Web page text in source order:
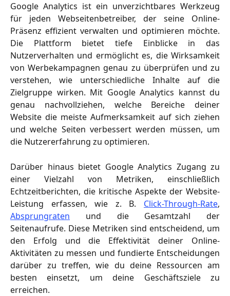
Google Analytics ist ein unverzichtbares Werkzeug
für jeden Webseitenbetreiber, der seine Online-
Präsenz effizient verwalten und optimieren möchte.
Die Plattform bietet tiefe Einblicke in das
Nutzerverhalten und ermöglicht es, die Wirksamkeit
von Werbekampagnen genau zu überprüfen und zu
verstehen, wie unterschiedliche Inhalte auf die
Zielgruppe wirken. Mit Google Analytics kannst du
genau nachvollziehen, welche Bereiche deiner
Website die meiste Aufmerksamkeit auf sich ziehen
und welche Seiten verbessert werden müssen, um
die Nutzererfahrung zu optimieren.
Darüber hinaus bietet Google Analytics Zugang zu
einer Vielzahl von Metriken, einschließlich
Echtzeitberichten, die kritische Aspekte der Website-
Leistung erfassen, wie z. B. Click-Through-Rate,
Absprungraten und die Gesamtzahl der
Seitenaufrufe. Diese Metriken sind entscheidend, um
den Erfolg und die Effektivität deiner Online-
Aktivitäten zu messen und fundierte Entscheidungen
darüber zu treffen, wie du deine Ressourcen am
besten einsetzt, um deine Geschäftsziele zu
erreichen.